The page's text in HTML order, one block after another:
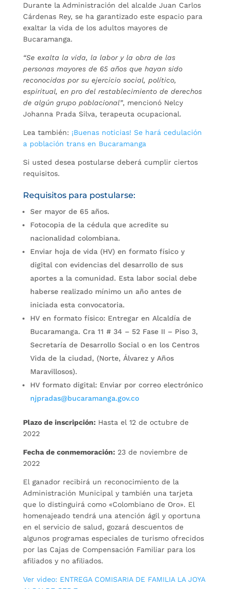
Durante la Administración del alcalde Juan Carlos
Cárdenas Rey, se ha garantizado este espacio para
exaltar la vida de los adultos mayores de
Bucaramanga.
“Se exalta la vida, la labor y la obra de las
personas mayores de 65 años que hayan sido
reconocidas por su ejercicio social, político,
espiritual, en pro del restablecimiento de derechos
de algún grupo poblacional”, mencionó Nelcy
Johanna Prada Silva, terapeuta ocupacional.
Lea también: ¡Buenas noticias! Se hará cedulación
a población trans en Bucaramanga
Si usted desea postularse deberá cumplir ciertos
requisitos.
Requisitos para postularse:
Ser mayor de 65 años.
Fotocopia de la cédula que acredite su
nacionalidad colombiana.
Enviar hoja de vida (HV) en formato físico y
digital con evidencias del desarrollo de sus
aportes a la comunidad. Esta labor social debe
haberse realizado mínimo un año antes de
iniciada esta convocatoria.
HV en formato físico: Entregar en Alcaldía de
Bucaramanga. Cra 11 # 34 – 52 Fase II – Piso 3,
Secretaría de Desarrollo Social o en los Centros
Vida de la ciudad, (Norte, Álvarez y Años
Maravillosos).
HV formato digital: Enviar por correo electrónico
njpradas@bucaramanga.gov.co
Plazo de inscripción:Hasta el 12 de octubre de
2022
Fecha de conmemoración:23 de noviembre de
2022
El ganador recibirá un reconocimiento de la
Administración Municipal y también una tarjeta
que lo distinguirá como «Colombiano de Oro». El
homenajeado tendrá una atención ágil y oportuna
en el servicio de salud, gozará descuentos de
algunos programas especiales de turismo ofrecidos
por las Cajas de Compensación Familiar para los
afiliados y no afiliados.
Ver video: ENTREGA COMISARIA DE FAMILIA LA JOYA